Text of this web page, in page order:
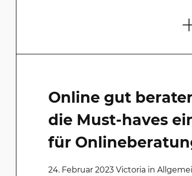
Online gut
die Must-haves
für
24. Februar 2023 Victoria in